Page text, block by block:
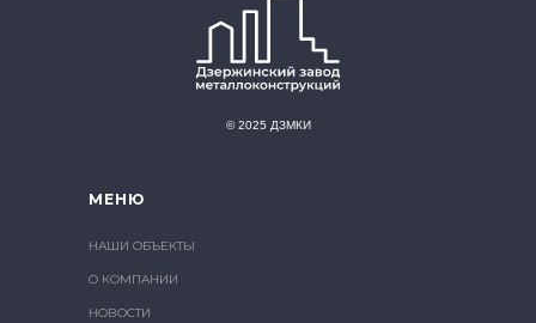
МЕНЮ
НОВОСТИ
О КОМПАНИИ
НАШИ ОБЪЕКТЫ
© 2025 ДЗМКИ